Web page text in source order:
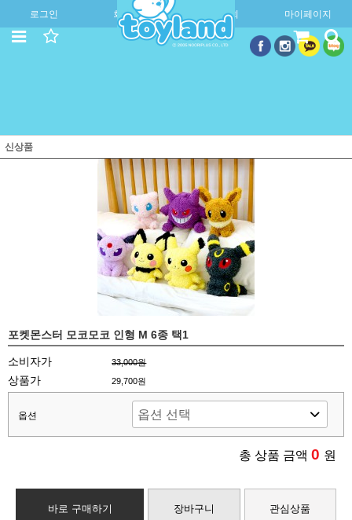
로그인 회원가입 주문조회 마이페이지
신상품
포켓몬스터 모코모코 인형 M 6종 택1
소비자가 33,000원
상품가 29,700원
옵션
총 상품 금액 0 원
바로 구매하기 장바구니 관심상품